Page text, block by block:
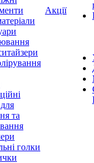
та
голки
Акції